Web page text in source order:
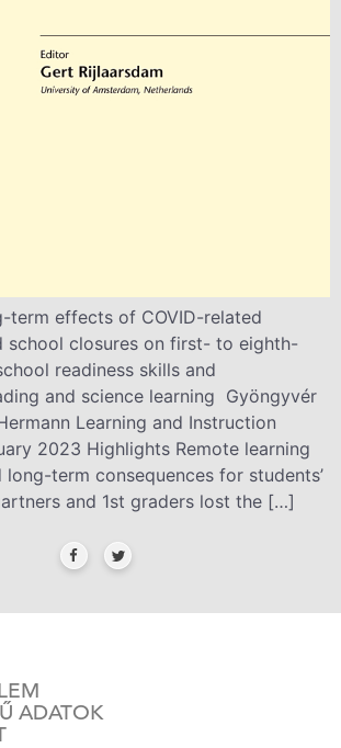
term effects of COVID-related
school closures on first- to eighth-
readiness skills and
and science learning Gyöngyvér
Learning and Instruction
2023 Highlights Remote learning
term consequences for students’
and 1st graders lost the […]
ADATOK